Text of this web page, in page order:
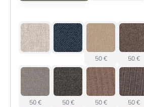
50 € 50 €
50 € 50 € 50 € 50 €